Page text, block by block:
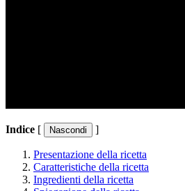
Indice [ ]
Presentazione della ricetta
Caratteristiche della ricetta
Ingredienti della ricetta